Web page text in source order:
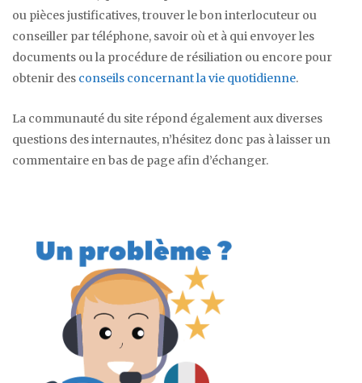
ou pièces justificatives, trouver le bon interlocuteur ou
conseiller par téléphone, savoir où et à qui envoyer les
documents ou la procédure de résiliation ou encore pour
obtenir des conseils concernant la vie quotidienne.
La communauté du site répond également aux diverses
questions des internautes, n’hésitez donc pas à laisser un
commentaire en bas de page afin d’échanger.